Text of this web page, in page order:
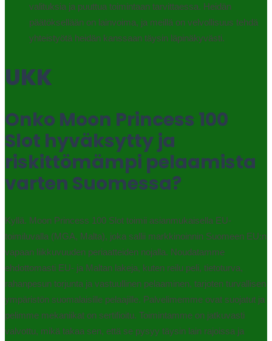
valituksia ja puuttua toimintaan tarvittaessa. Heidän
päätöksellään on lainvoima, ja meillä on velvollisuus tehdä
yhteistyötä heidän kanssaan täysin läpinäkyvästi.
UKK
Onko Moon Princess 100
Slot hyväksytty ja
riskittömämpi pelaamista
varten Suomessa?
Kyllä. Moon Princess 100 Slot toimii asianmukaisella EU-
toimiluvalla (MGA, Malta), joka sallii markkinoinnin Suomeen EU:n
vapaan liikkuvuuden periaatteiden nojalla. Noudatamme
ehdottomasti EU- ja Maltan lakeja, kuten reilu peli, tietoturva,
rahanpesun torjunta ja vastuullinen pelaaminen, tarjoten turvallisen
ympäristön suomalaisille pelaajille. Palvelimemme ovat suojatut ja
pelimme mekaniikat on sertifioitu. Toimintamme on jatkuvasti
valvottu, mikä takaa sen, että se pysyy täysin lain rajoissa ja